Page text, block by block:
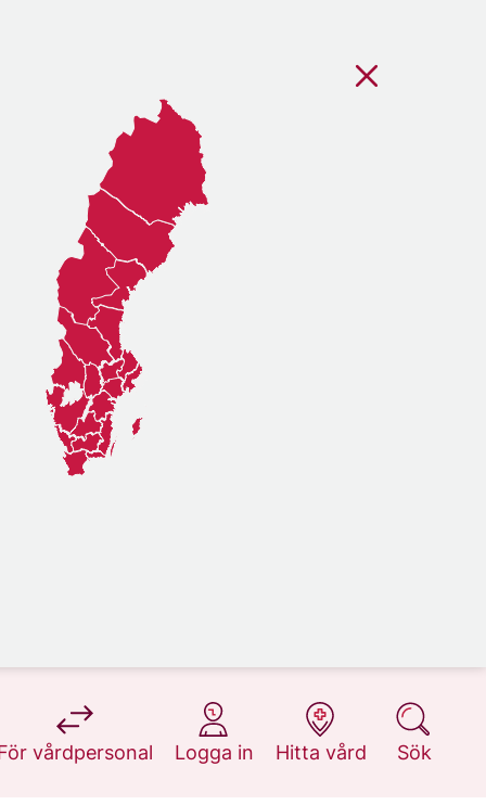
vårdpersonal
på 1177.se
Logga in
på 1177.se
Hitta vård
på 1177.se
Sök
på 1177.se